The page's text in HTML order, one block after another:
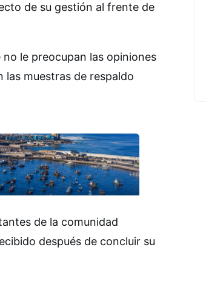
de su gestión al frente de
le preocupan las opiniones
muestras de respaldo
de la comunidad
después de concluir su